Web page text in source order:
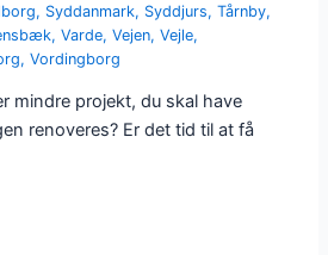
, Syddanmark, Syddjurs,Tårnby,
,Varde,Vejen,Vejle,
,Vordingborg
mindre projekt, du skal have
renoveres? Er det tid til at få